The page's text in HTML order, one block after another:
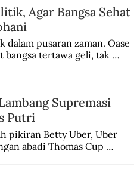
Agar Bangsa Sehat
dalam pusaran zaman. Oase
bangsa tertawa geli, tak
Supremasi
Putri
pikiran Betty Uber, Uber
abadi Thomas Cup